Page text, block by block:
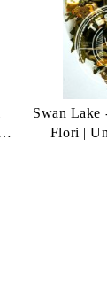
Swan Lake
Flori |